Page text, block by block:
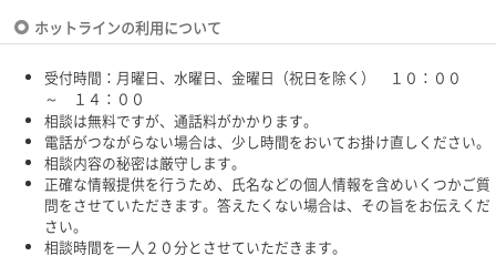
ホットラインの利用について
受付時間：月曜日、水曜日、金曜日（祝日を除く） １０：００
～ １４：００
相談は無料ですが、通話料がかかります。
電話がつながらない場合は、少し時間をおいてお掛け直しください。
相談内容の秘密は厳守します。
正確な情報提供を行うため、氏名などの個人情報を含めいくつかご質
問をさせていただきます。答えたくない場合は、その旨をお伝えくだ
さい。
相談時間を一人２０分とさせていただきます。